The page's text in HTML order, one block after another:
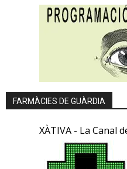
FARMÀCIES DE GUÀRDIA
XÀTIVA - La Canal